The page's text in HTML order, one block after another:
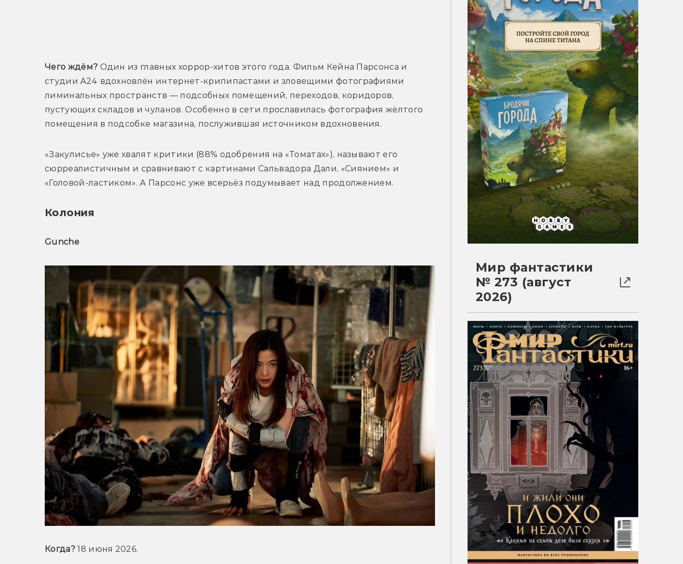
Чего ждём? Один из главных хоррор-хитов этого года. Фильм Кейна Парсонса и
студии A24 вдохновлён интернет-крипипастами и зловещими фотографиями
лиминальных пространств — подсобных помещений, переходов, коридоров,
пустующих складов и чуланов. Особенно в сети прославилась фотография жёлтого
помещения в подсобке магазина, послужившая источником вдохновения.
«Закулисье» уже хвалят критики (88% одобрения на «Томатах»), называют его
сюрреалистичным и сравнивают с картинами Сальвадора Дали, «Сиянием» и
«Головой-ластиком». А Парсонс уже всерьёз подумывает над продолжением.
Колония
Gunche
Когда? 18 июня 2026.
Мир фантастики
№ 273 (август
2026)